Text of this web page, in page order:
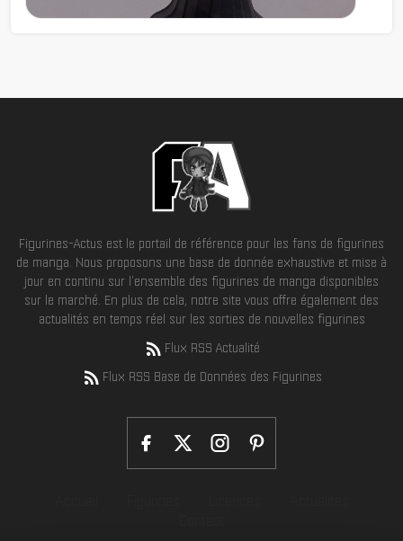
Figurines-Actus est le portail de référence pour les fans de figurines
de manga. Nous proposons une base de donnée exhaustive et mise à
jour en continu sur l'ensemble des figurines de manga disponibles
sur le marché. En plus de cela, notre site vous offre également des
actualités en temps réel sur les sorties de nouvelles figurines
Flux RSS Actualité
Flux RSS Base de Données des Figurines